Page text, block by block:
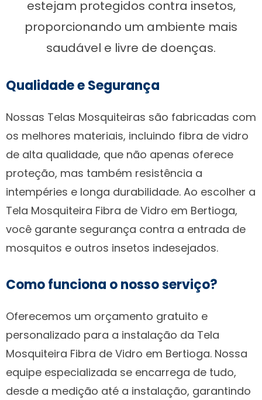
estejam protegidos contra insetos,
proporcionando um ambiente mais
saudável e livre de doenças.
Qualidade e Segurança
Nossas Telas Mosquiteiras são fabricadas com
os melhores materiais, incluindo fibra de vidro
de alta qualidade, que não apenas oferece
proteção, mas também resistência a
intempéries e longa durabilidade. Ao escolher a
Tela Mosquiteira Fibra de Vidro em Bertioga,
você garante segurança contra a entrada de
mosquitos e outros insetos indesejados.
Como funciona o nosso serviço?
Oferecemos um orçamento gratuito e
personalizado para a instalação da Tela
Mosquiteira Fibra de Vidro em Bertioga. Nossa
equipe especializada se encarrega de tudo,
desde a medição até a instalação, garantindo